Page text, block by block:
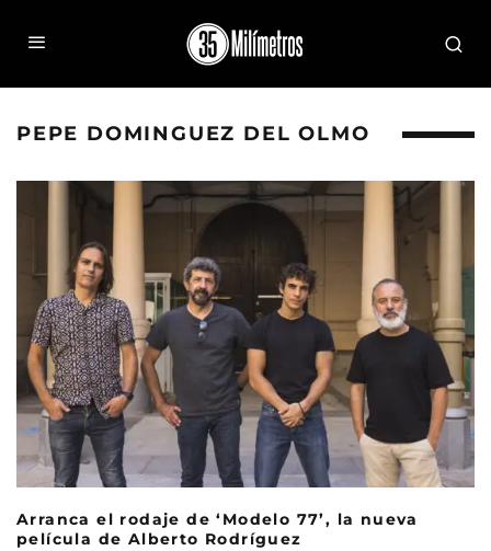
PEPE DOMINGUEZ DEL OLMO
Arranca el rodaje de ‘Modelo 77’, la nueva
película de Alberto Rodríguez